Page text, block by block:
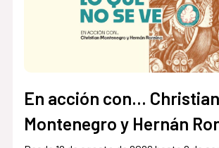
En acción con... Christian
Montenegro y Hernán